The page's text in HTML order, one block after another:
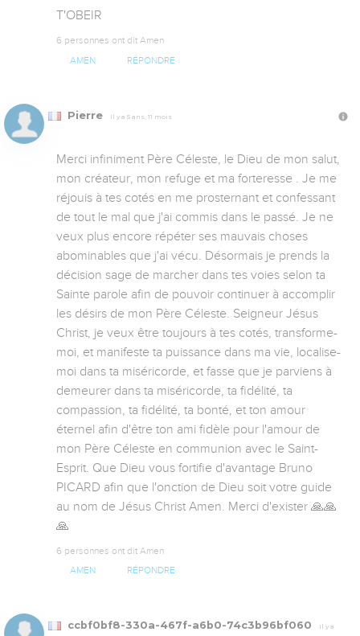
T'OBEIR
6 personnes ont dit Amen
AMEN RÉPONDRE
Pierre Il y a 5 ans, 11 mois
Merci infiniment Père Céleste, le Dieu de mon salut,
mon créateur, mon refuge et ma forteresse . Je me
réjouis à tes cotés en me prosternant et confessant
de tout le mal que j'ai commis dans le passé. Je ne
veux plus encore répéter ses mauvais choses
abominables que j'ai vécu. Désormais je prends la
décision sage de marcher dans tes voies selon ta
Sainte parole afin de pouvoir continuer à accomplir
les désirs de mon Père Céleste. Seigneur Jésus
Christ, je veux être toujours à tes cotés, transforme-
moi, et manifeste ta puissance dans ma vie, localise-
moi dans ta miséricorde, et fasse que je parviens à
demeurer dans ta miséricorde, ta fidélité, ta
compassion, ta fidélité, ta bonté, et ton amour
éternel afin d'être ton ami fidèle pour l'amour de
mon Père Céleste en communion avec le Saint-
Esprit. Que Dieu vous fortifie d'avantage Bruno
PICARD afin que l'onction de Dieu soit votre guide
au nom de Jésus Christ Amen. Merci d'exister 🙏🙏
🙏
6 personnes ont dit Amen
AMEN RÉPONDRE
ccbf0bf8-330a-467f-a6b0-74c3b96bf060 Il y a